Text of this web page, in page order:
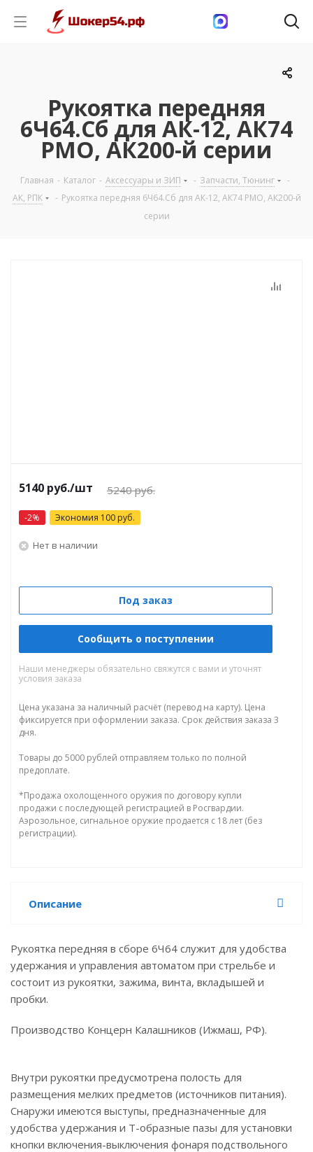
Рукоятка передняя
6Ч64.Сб для АК-12, АК74
РМО, АК200-й серии
Главная - Каталог - Аксессуары и ЗИП - Запчасти, Тюнинг
-
АК, РПК
- Рукоятка передняя 6Ч64.Сб для АК-12, АК74 РМО, АК200-й
серии
5140 руб./шт 5240 руб.
-2% Экономия 100 руб.
Нет в наличии
Под заказ
Сообщить о поступлении
Наши менеджеры обязательно свяжутся с вами и уточнят
условия заказа
Цена указана за наличный расчёт (перевод на карту). Цена
фиксируется при оформлении заказа. Срок действия заказа 3
дня.
Товары до 5000 рублей отправляем только по полной
предоплате.
*Продажа охолощенного оружия по договору купли
продажи с последующей регистрацией в Росгвардии.
Аэрозольное, сигнальное оружие продается с 18 лет (без
регистрации).
Описание
Рукоятка передняя в сборе 6Ч64 служит для удобства
удержания и управления автоматом при стрельбе и
состоит из рукоятки, зажима, винта, вкладышей и
пробки.
Производство Концерн Калашников (Ижмаш, РФ).
Внутри рукоятки предусмотрена полость для
размещения мелких предметов (источников питания).
Снаружи имеются выступы, предназначенные для
удобства удержания и Т-образные пазы для установки
кнопки включения-выключения фонаря подствольного